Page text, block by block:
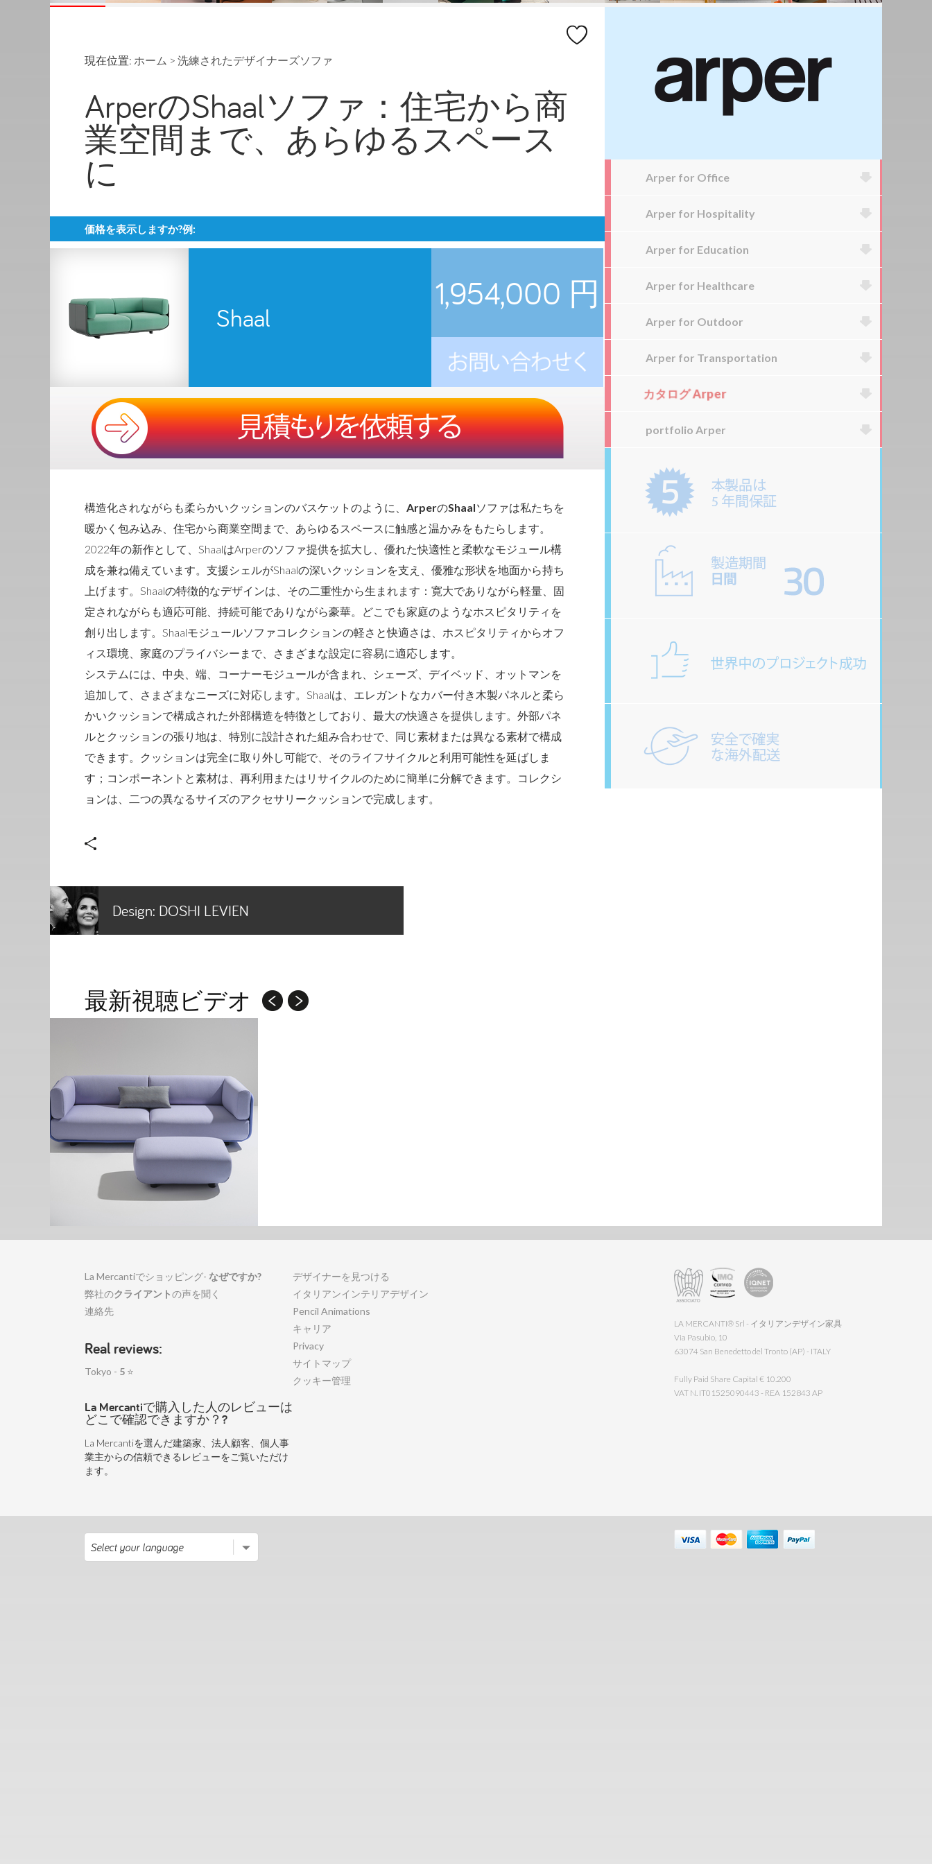
現在位置: ホーム > 洗練されたデザイナーズソファ
ArperのShaalソファ：住宅から商
業空間まで、あらゆるスペース
に
価格を表示しますか?例:
Shaal
1,954,000 円
構造化されながらも柔らかいクッションのバスケットのように、 ArperのShaalソファは私たちを
暖かく包み込み、住宅から商業空間まで、あらゆるスペースに触感と温かみをもたらします。
2022年の新作として、ShaalはArperのソファ提供を拡大し、優れた快適性と柔軟なモジュール構
成を兼ね備えています。支援シェルがShaalの深いクッションを支え、優雅な形状を地面から持ち
上げます。Shaalの特徴的なデザインは、その二重性から生まれます：寛大でありながら軽量、固
定されながらも適応可能、持続可能でありながら豪華。どこでも家庭のようなホスピタリティを
創り出します。Shaalモジュールソファコレクションの軽さと快適さは、ホスピタリティからオフ
ィス環境、家庭のプライバシーまで、さまざまな設定に容易に適応します。
システムには、中央、端、コーナーモジュールが含まれ、シェーズ、デイベッド、オットマンを
追加して、さまざまなニーズに対応します。Shaalは、エレガントなカバー付き木製パネルと柔ら
かいクッションで構成された外部構造を特徴としており、最大の快適さを提供します。外部パネ
ルとクッションの張り地は、特別に設計された組み合わせで、同じ素材または異なる素材で構成
できます。クッションは完全に取り外し可能で、そのライフサイクルと利用可能性を延ばしま
す；コンポーネントと素材は、再利用またはリサイクルのために簡単に分解できます。コレクシ
ョンは、二つの異なるサイズのアクセサリークッションで完成します。
Design: DOSHI LEVIEN
Arper for Office
Arper for Hospitality
Arper for Education
Arper for Healthcare
Arper for Outdoor
Arper for Transportation
カタログ Arper
portfolio Arper
最新視聴ビデオ
La Mercantiでショッピング- なぜですか?
弊社のクライアントの声を聞く
連絡先
Real reviews:
Tokyo - 5 ⭐
La Mercantiで購入した人のレビューは
どこで確認できますか？?
La Mercantiを選んだ建築家、法人顧客、個人事
業主からの信頼できるレビューをご覧いただけ
ます。
デザイナーを見つける
イタリアンインテリアデザイン
Pencil Animations
キャリア
Privacy
サイトマップ
クッキー管理
LA MERCANTI® Srl - イタリアンデザイン家具
Via Pasubio, 10
63074 San Benedetto del Tronto (AP) - ITALY
Fully Paid Share Capital € 10.200
VAT N. IT01525090443 - REA 152843 AP